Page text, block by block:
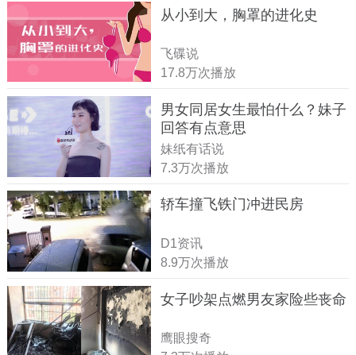
从小到大，胸罩的进化史
飞碟说
17.8万次播放
男女同居女生最怕什么？妹子
回答有点意思
妹纸有话说
7.3万次播放
轿车撞飞铁门冲进民房
D1资讯
8.9万次播放
女子吵架点燃男友家险些丧命
鹰眼搜奇